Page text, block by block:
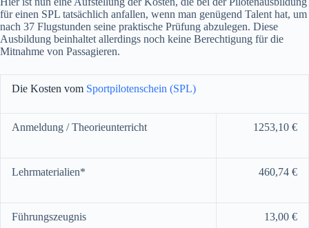
für einen SPL tatsächlich anfallen, wenn man genügend Talent hat, um
nach 37 Flugstunden seine praktische Prüfung abzulegen. Diese
Ausbildung beinhaltet allerdings noch keine Berechtigung für die
Mitnahme von Passagieren.
Die Kosten vom Sportpilotenschein (SPL)
Anmeldung / Theorieunterricht 1253,10 €
Lehrmaterialien* 460,74 €
Führungszeugnis 13,00 €